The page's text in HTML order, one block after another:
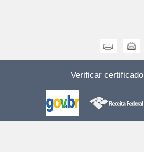
Enviar
Verificar certificado